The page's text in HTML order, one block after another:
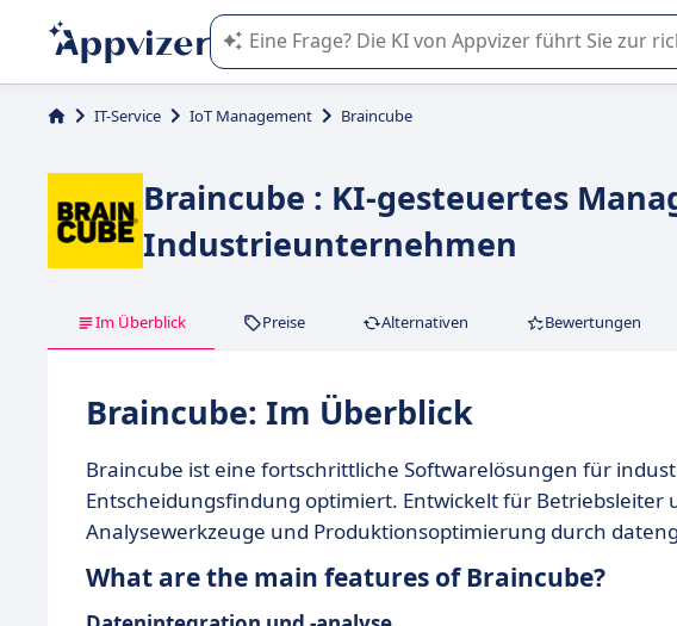
Die KI von Appvizer führt Sie bei der Nutzung oder
IT-Service IoT Management Braincube
Braincube : KI-gesteuertes
Industrieunternehmen
Im Überblick Preise Alternativen Bewertungen
Braincube: Im Überblick
Braincube ist eine fortschrittliche Softwarelösungen für
Entscheidungsfindung optimiert. Entwickelt für Betriebsleiter
Analysewerkzeuge und Produktionsoptimierung durch
What are the main features of Braincube?